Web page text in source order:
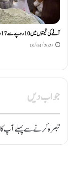
آٹے کی قیمتوں میں 10 روپے سے 17 روپے فی کلو تک کمی
18/04/2025
جواب دیں
تبصرہ کرنے سے پہلے آپ کا